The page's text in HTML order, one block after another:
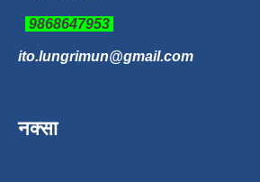
9868647953
ito.lungrimun@gmail.com
नक्सा